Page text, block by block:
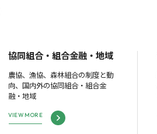
協同組合・組合金融・地域
農協、漁協、森林組合の制度と動
向、国内外の協同組合・組合金
融・地域
VIEW MORE